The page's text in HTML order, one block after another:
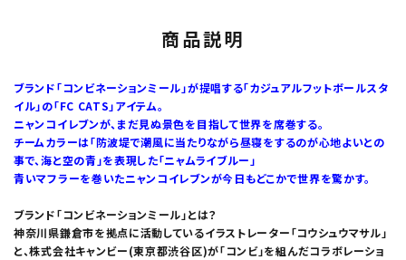
商品説明
ブランド「コンビネーションミール」が提唱する「カジュアルフットボールスタ
イル」の「FC CATS」アイテム。
ニャンコイレブンが、まだ見ぬ景色を目指して世界を席巻する。
チームカラーは「防波堤で潮風に当たりながら昼寝をするのが心地よいとの
事で、海と空の青」を表現した「ニャムライブルー」
青いマフラーを巻いたニャンコイレブンが今日もどこかで世界を驚かす。
ブランド「コンビネーションミール」とは？
神奈川県鎌倉市を拠点に活動しているイラストレーター「コウシュウマサル」
と、株式会社キャンビー(東京都渋谷区)が「コンビ」を組んだコラボレーショ